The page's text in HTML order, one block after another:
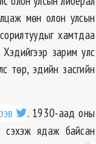
мөн олон улсын
хамтдаа
зарим улс
төр, эдийн засгийн
. 1930-аад оны
сэхэж ядаж байсан